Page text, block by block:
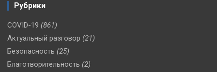
Рубрики
COVID-19 (861)
Актуальный разговор (21)
Безопасность (25)
Благотворительность (2)